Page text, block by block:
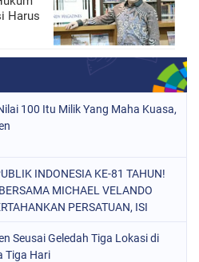
Harus
100 Itu Milik Yang Maha Kuasa,
INDONESIA KE-81 TAHUN!
MICHAEL VELANDO
PERSATUAN, ISI
DEMI KEJAYAAN BANGSA!
Seusai Geledah Tiga Lokasi di
Tiga Hari